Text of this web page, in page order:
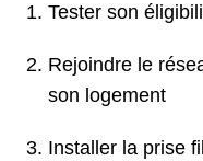
Tester son
Rejoindre le
son logement
Installer la prise